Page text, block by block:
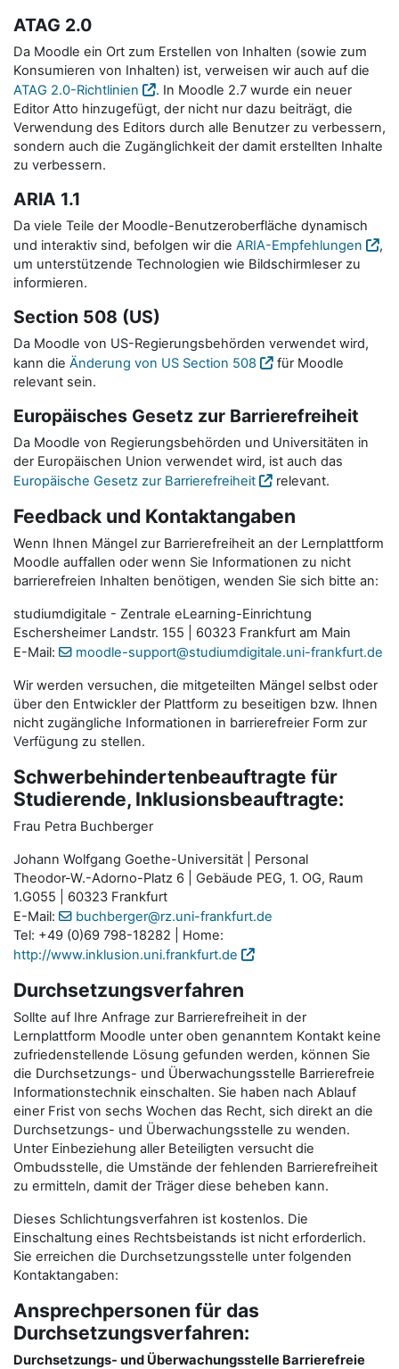
ATAG 2.0
Da Moodle ein Ort zum Erstellen von Inhalten (sowie zum
Konsumieren von Inhalten) ist, verweisen wir auch auf die
ATAG 2.0-Richtlinien
. In Moodle 2.7 wurde ein neuer
Editor Atto hinzugefügt, der nicht nur dazu beiträgt, die
Verwendung des Editors durch alle Benutzer zu verbessern,
sondern auch die Zugänglichkeit der damit erstellten Inhalte
zu verbessern.
ARIA 1.1
Da viele Teile der Moodle-Benutzeroberfläche dynamisch
und interaktiv sind, befolgen wir die ARIA-Empfehlungen
,
um unterstützende Technologien wie Bildschirmleser zu
informieren.
Section 508 (US)
Da Moodle von US-Regierungsbehörden verwendet wird,
kann die Änderung von US Section 508
für Moodle
relevant sein.
Europäisches Gesetz zur Barrierefreiheit
Da Moodle von Regierungsbehörden und Universitäten in
der Europäischen Union verwendet wird, ist auch das
Europäische Gesetz zur Barrierefreiheit
relevant.
Feedback und Kontaktangaben
Wenn Ihnen Mängel zur Barrierefreiheit an der Lernplattform
Moodle auffallen oder wenn Sie Informationen zu nicht
barrierefreien Inhalten benötigen, wenden Sie sich bitte an:
studiumdigitale - Zentrale eLearning-Einrichtung
Eschersheimer Landstr. 155 | 60323 Frankfurt am Main
E-Mail:
moodle-support@studiumdigitale.uni-frankfurt.de
Wir werden versuchen, die mitgeteilten Mängel selbst oder
über den Entwickler der Plattform zu beseitigen bzw. Ihnen
nicht zugängliche Informationen in barrierefreier Form zur
Verfügung zu stellen.
Schwerbehindertenbeauftragte für
Studierende, Inklusionsbeauftragte:
Frau Petra Buchberger
Johann Wolfgang Goethe-Universität | Personal
Theodor-W.-Adorno-Platz 6 | Gebäude PEG, 1. OG, Raum
1.G055 | 60323 Frankfurt
E-Mail:
buchberger@rz.uni-frankfurt.de
Tel: +49 (0)69 798-18282 | Home:
http://www.inklusion.uni.frankfurt.de
Durchsetzungsverfahren
Sollte auf Ihre Anfrage zur Barrierefreiheit in der
Lernplattform Moodle unter oben genanntem Kontakt keine
zufriedenstellende Lösung gefunden werden, können Sie
die Durchsetzungs- und Überwachungsstelle Barrierefreie
Informationstechnik einschalten. Sie haben nach Ablauf
einer Frist von sechs Wochen das Recht, sich direkt an die
Durchsetzungs- und Überwachungsstelle zu wenden.
Unter Einbeziehung aller Beteiligten versucht die
Ombudsstelle, die Umstände der fehlenden Barrierefreiheit
zu ermitteln, damit der Träger diese beheben kann.
Dieses Schlichtungsverfahren ist kostenlos. Die
Einschaltung eines Rechtsbeistands ist nicht erforderlich.
Sie erreichen die Durchsetzungsstelle unter folgenden
Kontaktangaben:
Ansprechpersonen für das
Durchsetzungsverfahren:
Durchsetzungs- und Überwachungsstelle Barrierefreie